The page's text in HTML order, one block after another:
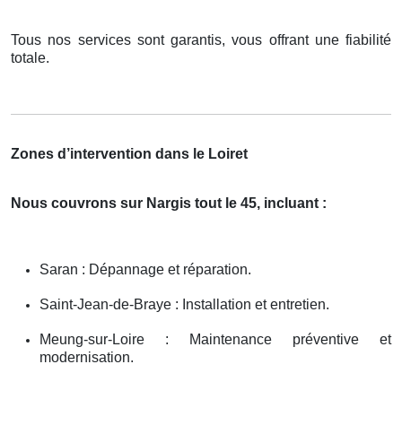
Tous nos services sont garantis, vous offrant une fiabilité
totale.
Zones d’intervention dans le Loiret
Nous couvrons sur Nargis tout le 45, incluant :
Saran : Dépannage et réparation.
Saint-Jean-de-Braye : Installation et entretien.
Meung-sur-Loire : Maintenance préventive et
modernisation.